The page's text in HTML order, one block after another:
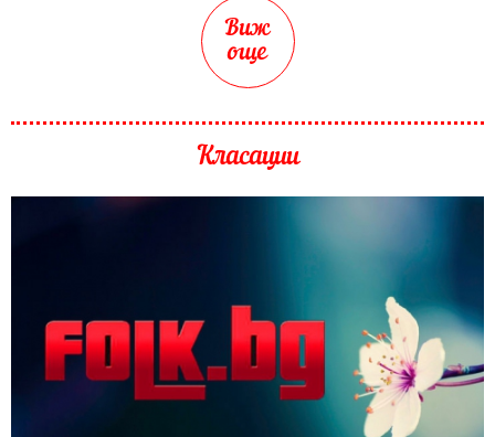
Виж
още
Класации